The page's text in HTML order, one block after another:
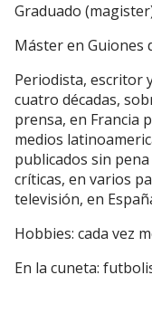
Graduado
Máster en Guiones
Periodista, escritor
cuatro décadas,
prensa, en Francia
medios
publicados sin
críticas, en varios
televisión, en
Hobbies: cada vez
En la cuneta: